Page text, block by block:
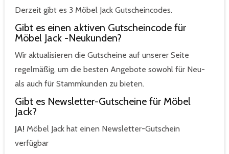
Derzeit gibt es 3 Möbel Jack Gutscheincodes.
Gibt es einen aktiven Gutscheincode für
Möbel Jack -Neukunden?
Wir aktualisieren die Gutscheine auf unserer Seite
regelmäßig, um die besten Angebote sowohl für Neu-
als auch für Stammkunden zu bieten.
Gibt es Newsletter-Gutscheine für Möbel
Jack?
JA! Möbel Jack hat einen Newsletter-Gutschein
verfügbar